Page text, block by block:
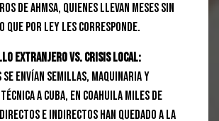
de AHMSA, quienes llevan meses sin
que por ley les corresponde.
Extranjero vs. Crisis Local:
envían semillas, maquinaria y
a Cuba, en Coahuila miles de
e indirectos han quedado a la